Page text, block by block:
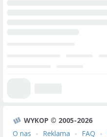
WYKOP © 2005-2026
O nas
Reklama FAQ